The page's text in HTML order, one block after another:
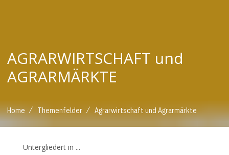
AGRARWIRTSCHAFT und
AGRARMÄRKTE
Home / Themenfelder / Agrarwirtschaft und Agrarmärkte
Untergliedert in ...